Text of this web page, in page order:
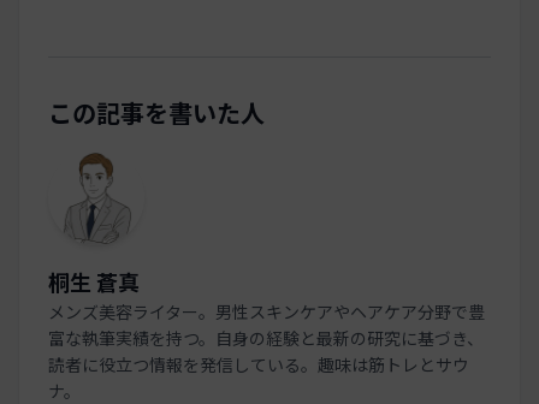
この記事を書いた人
桐生 蒼真
メンズ美容ライター。男性スキンケアやヘアケア分野で豊
富な執筆実績を持つ。自身の経験と最新の研究に基づき、
読者に役立つ情報を発信している。趣味は筋トレとサウ
ナ。